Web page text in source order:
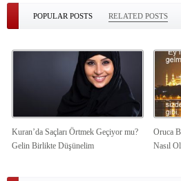
POPULAR POSTS RELATED POSTS
Kuran’da Saçları Örtmek Geçiyor mu?
Gelin Birlikte Düşünelim
Oruca
Nasıl